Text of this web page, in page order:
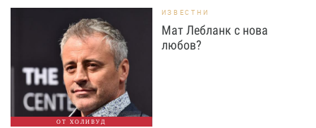
ОТ ХОЛИВУД
ИЗВЕСТНИ
Мат Лебланк с нова
любов?